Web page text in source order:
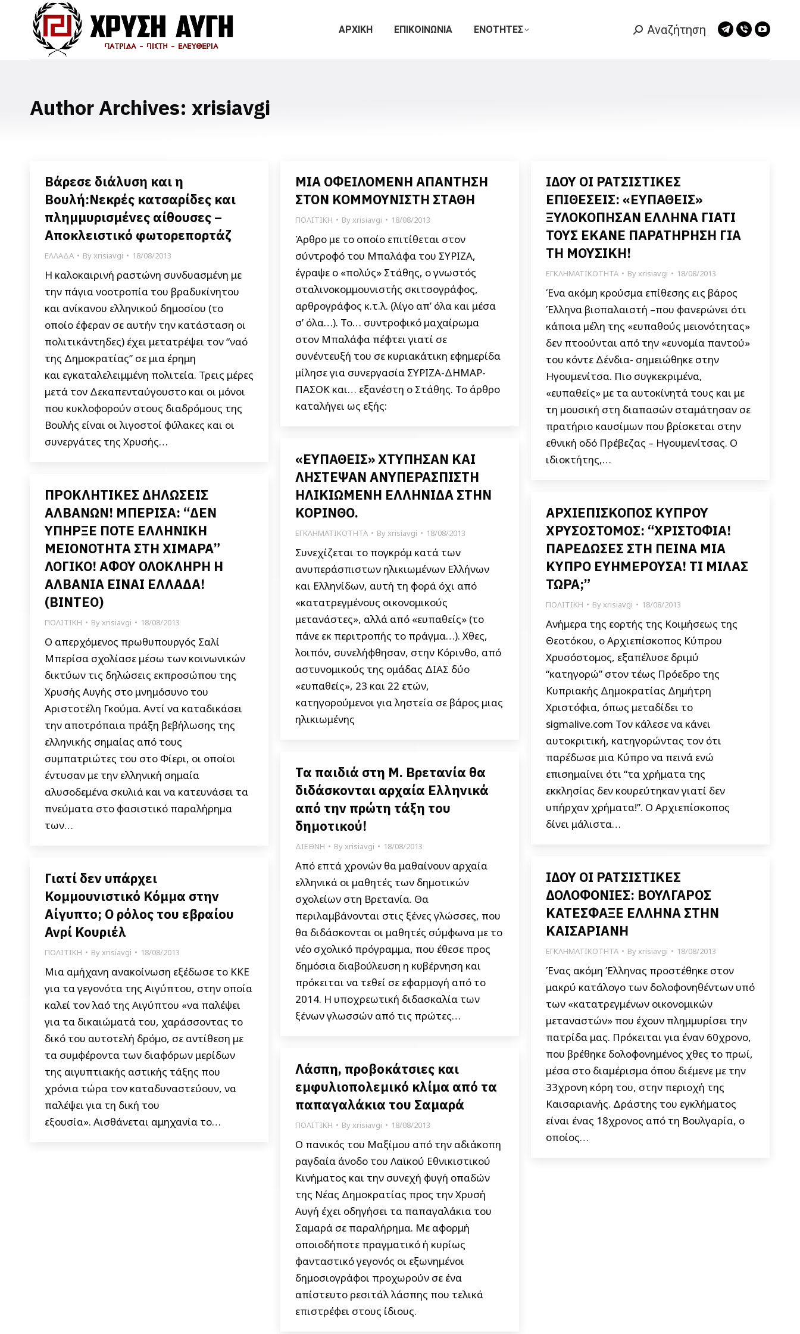
ΑΡΧΙΚΗ ΕΠΙΚΟΙΝΩΝΙΑ ΕΝΟΤΗΤΕΣ Search:
Αναζήτηση
Telegram
Viber
Author Archives: xrisiavgi
Βάρεσε διάλυση και η
Βουλή:Νεκρές κατσαρίδες και
πλημμυρισμένες αίθουσες –
Αποκλειστικό φωτορεπορτάζ
ΕΛΛΑΔΑ Byxrisiavgi 18/08/2013
Η καλοκαιρινή ραστώνη συνδυασμένη με
την πάγια νοοτροπία του βραδυκίνητου
και ανίκανου ελληνικού δημοσίου (το
οποίο έφεραν σε αυτήν την κατάσταση οι
πολιτικάντηδες) έχει μετατρέψει τον “ναό
της Δημοκρατίας” σε μια έρημη
και εγκαταλελειμμένη πολιτεία. Τρεις μέρες
μετά τον Δεκαπενταύγουστο και οι μόνοι
που κυκλοφορούν στους διαδρόμους της
Βουλής είναι οι λιγοστοί φύλακες και οι
συνεργάτες της Χρυσής…
ΜΙΑ ΟΦΕΙΛΟΜΕΝΗ ΑΠΑΝΤΗΣΗ
ΣΤΟΝ ΚΟΜΜΟΥΝΙΣΤΗ ΣΤΑΘΗ
ΠΟΛΙΤΙΚΗ Byxrisiavgi 18/08/2013
Άρθρο με το οποίο επιτίθεται στον
σύντροφό του Μπαλάφα του ΣΥΡΙΖΑ,
έγραψε ο «πολύς» Στάθης, ο γνωστός
σταλινοκομμουνιστής σκιτσογράφος,
αρθρογράφος κ.τ.λ. (λίγο απ’ όλα και μέσα
σ’ όλα…). Το… συντροφικό μαχαίρωμα
στον Μπαλάφα πέφτει γιατί σε
συνέντευξή του σε κυριακάτικη εφημερίδα
μίλησε για συνεργασία ΣΥΡΙΖΑ-ΔΗΜΑΡ-
ΠΑΣΟΚ και… εξανέστη ο Στάθης. Το άρθρο
καταλήγει ως εξής:
ΙΔΟΥ ΟΙ ΡΑΤΣΙΣΤΙΚΕΣ
ΕΠΙΘΕΣΕΙΣ: «ΕΥΠΑΘΕΙΣ»
ΞΥΛΟΚΟΠΗΣΑΝ ΕΛΛΗΝΑ ΓΙΑΤΙ
ΤΟΥΣ ΕΚΑΝΕ ΠΑΡΑΤΗΡΗΣΗ ΓΙΑ
ΤΗ ΜΟΥΣΙΚΗ!
ΕΓΚΛΗΜΑΤΙΚΟΤΗΤΑ Byxrisiavgi 18/08/2013
Ένα ακόμη κρούσμα επίθεσης εις βάρος
Έλληνα βιοπαλαιστή –που φανερώνει ότι
κάποια μέλη της «ευπαθούς μειονότητας»
δεν πτοούνται από την «ευνομία παντού»
του κόντε Δένδια- σημειώθηκε στην
Ηγουμενίτσα. Πιο συγκεκριμένα,
«ευπαθείς» με τα αυτοκίνητά τους και με
τη μουσική στη διαπασών σταμάτησαν σε
πρατήριο καυσίμων που βρίσκεται στην
εθνική οδό Πρέβεζας – Ηγουμενίτσας. Ο
ιδιοκτήτης,…
«ΕΥΠΑΘΕΙΣ» ΧΤΥΠΗΣΑΝ ΚΑΙ
ΛΗΣΤΕΨΑΝ ΑΝΥΠΕΡΑΣΠΙΣΤΗ
ΗΛΙΚΙΩΜΕΝΗ ΕΛΛΗΝΙΔΑ ΣΤΗΝ
ΚΟΡΙΝΘΟ.
ΕΓΚΛΗΜΑΤΙΚΟΤΗΤΑ Byxrisiavgi 18/08/2013
Συνεχίζεται το πογκρόμ κατά των
ανυπεράσπιστων ηλικιωμένων Ελλήνων
και Ελληνίδων, αυτή τη φορά όχι από
«κατατρεγμένους οικονομικούς
μετανάστες», αλλά από «ευπαθείς» (το
πάνε εκ περιτροπής το πράγμα…). Χθες,
λοιπόν, συνελήφθησαν, στην Κόρινθο, από
αστυνομικούς της ομάδας ΔΙΑΣ δύο
«ευπαθείς», 23 και 22 ετών,
κατηγορούμενοι για ληστεία σε βάρος μιας
ηλικιωμένης
ΠΡΟΚΛΗΤΙΚΕΣ ΔΗΛΩΣΕΙΣ
ΑΛΒΑΝΩΝ! ΜΠΕΡΙΣΑ: “ΔΕΝ
ΥΠΗΡΞΕ ΠΟΤΕ ΕΛΛΗΝΙΚΗ
ΜΕΙΟΝΟΤΗΤΑ ΣΤΗ ΧΙΜΑΡΑ”
ΛΟΓΙΚΟ! ΑΦΟΥ ΟΛΟΚΛΗΡΗ Η
ΑΛΒΑΝΙΑ ΕΙΝΑΙ ΕΛΛΑΔΑ!
(ΒΙΝΤΕΟ)
ΠΟΛΙΤΙΚΗ Byxrisiavgi 18/08/2013
Ο απερχόμενος πρωθυπουργός Σαλί
Μπερίσα σχολίασε μέσω των κοινωνικών
δικτύων τις δηλώσεις εκπροσώπου της
Χρυσής Αυγής στο μνημόσυνο του
Αριστοτέλη Γκούμα. Αντί να καταδικάσει
την αποτρόπαια πράξη βεβήλωσης της
ελληνικής σημαίας από τους
συμπατριώτες του στο Φίερι, οι οποίοι
έντυσαν με την ελληνική σημαία
αλυσοδεμένα σκυλιά και να κατευνάσει τα
πνεύματα στο φασιστικό παραλήρημα
των…
ΑΡΧΙΕΠΙΣΚΟΠΟΣ ΚΥΠΡΟΥ
ΧΡΥΣΟΣΤΟΜΟΣ: “ΧΡΙΣΤΟΦΙΑ!
ΠΑΡΕΔΩΣΕΣ ΣΤΗ ΠΕΙΝΑ ΜΙΑ
ΚΥΠΡΟ ΕΥΗΜΕΡΟΥΣΑ! ΤΙ ΜΙΛΑΣ
ΤΩΡΑ;”
ΠΟΛΙΤΙΚΗ Byxrisiavgi 18/08/2013
Ανήμερα της εορτής της Κοιμήσεως της
Θεοτόκου, ο Αρχιεπίσκοπος Κύπρου
Χρυσόστομος, εξαπέλυσε δριμύ
“κατηγορώ” στον τέως Πρόεδρο της
Κυπριακής Δημοκρατίας Δημήτρη
Χριστόφια, όπως μεταδίδει το
sigmalive.com Τον κάλεσε να κάνει
αυτοκριτική, κατηγορώντας τον ότι
παρέδωσε μια Κύπρο να πεινά ενώ
επισημαίνει ότι “τα χρήματα της
εκκλησίας δεν κουρεύτηκαν γιατί δεν
υπήρχαν χρήματα!”. Ο Αρχιεπίσκοπος
δίνει μάλιστα…
Τα παιδιά στη Μ. Βρετανία θα
διδάσκονται αρχαία Ελληνικά
από την πρώτη τάξη του
δημοτικού!
ΔΙΕΘΝΗ Byxrisiavgi 18/08/2013
Από επτά χρονών θα μαθαίνουν αρχαία
ελληνικά οι μαθητές των δημοτικών
σχολείων στη Βρετανία. Θα
περιλαμβάνονται στις ξένες γλώσσες, που
θα διδάσκονται οι μαθητές σύμφωνα με το
νέο σχολικό πρόγραμμα, που έθεσε προς
δημόσια διαβούλευση η κυβέρνηση και
πρόκειται να τεθεί σε εφαρμογή από το
2014. Η υποχρεωτική διδασκαλία των
ξένων γλωσσών από τις πρώτες…
ΙΔΟΥ ΟΙ ΡΑΤΣΙΣΤΙΚΕΣ
ΔΟΛΟΦΟΝΙΕΣ: ΒΟΥΛΓΑΡΟΣ
ΚΑΤΕΣΦΑΞΕ ΕΛΛΗΝΑ ΣΤΗΝ
ΚΑΙΣΑΡΙΑΝΗ
ΕΓΚΛΗΜΑΤΙΚΟΤΗΤΑ Byxrisiavgi 18/08/2013
Ένας ακόμη Έλληνας προστέθηκε στον
μακρύ κατάλογο των δολοφονηθέντων υπό
των «κατατρεγμένων οικονομικών
μεταναστών» που έχουν πλημμυρίσει την
πατρίδα μας. Πρόκειται για έναν 60χρονο,
που βρέθηκε δολοφονημένος χθες το πρωί,
μέσα στο διαμέρισμα όπου διέμενε με την
33χρονη κόρη του, στην περιοχή της
Καισαριανής. Δράστης του εγκλήματος
είναι ένας 18χρονος από τη Βουλγαρία, ο
οποίος…
Γιατί δεν υπάρχει
Κομμουνιστικό Κόμμα στην
Αίγυπτο; Ο ρόλος του εβραίου
Ανρί Κουριέλ
ΠΟΛΙΤΙΚΗ Byxrisiavgi 18/08/2013
Μια αμήχανη ανακοίνωση εξέδωσε το ΚΚΕ
για τα γεγονότα της Αιγύπτου, στην οποία
καλεί τον λαό της Αιγύπτου «να παλέψει
για τα δικαιώματά του, χαράσσοντας το
δικό του αυτοτελή δρόμο, σε αντίθεση με
τα συμφέροντα των διαφόρων μερίδων
της αιγυπτιακής αστικής τάξης που
χρόνια τώρα τον καταδυναστεύουν, να
παλέψει για τη δική του
εξουσία». Αισθάνεται αμηχανία το…
Λάσπη, προβοκάτσιες και
εμφυλιοπολεμικό κλίμα από τα
παπαγαλάκια του Σαμαρά
ΠΟΛΙΤΙΚΗ Byxrisiavgi 18/08/2013
Ο πανικός του Μαξίμου από την αδιάκοπη
ραγδαία άνοδο του Λαϊκού Εθνικιστικού
Κινήματος και την συνεχή φυγή οπαδών
της Νέας Δημοκρατίας προς την Χρυσή
Αυγή έχει οδηγήσει τα παπαγαλάκια του
Σαμαρά σε παραλήρημα. Με αφορμή
οποιοδήποτε πραγματικό ή κυρίως
φανταστικό γεγονός οι εξωνημένοι
δημοσιογράφοι προχωρούν σε ένα
απίστευτο ρεσιτάλ λάσπης που τελικά
επιστρέφει στους ίδιους.